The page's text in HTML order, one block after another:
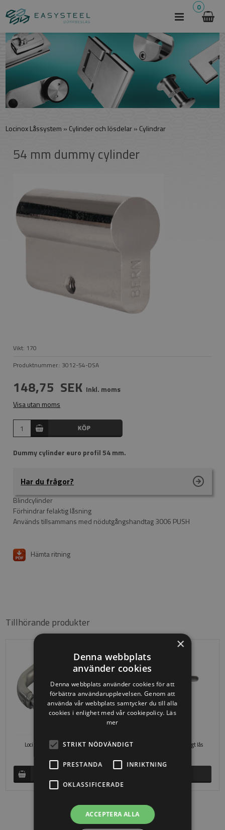
0
Locinox Låssystem » Cylinder och lösdelar» Cylindrar
54 mm dummy cylinder
Vikt: 170
Produktnummer.: 3012-54-DSA
148,75 SEK Inkl. moms
Visa utan moms
Dummy cylinder euro profil 54 mm.
Har du frågor?
Blindcylinder
Förhindrar felaktig låsning
Används tillsammans med nödutgångshandtag 3006 PUSH
Hämta ritning
Tillhörande produkter
Locinox handtag - 3006I (I/O) Locinox FORTYLOCK inbyggt lås
×
Denna webbplats
använder cookies
Denna webbplats använder cookies för att
förbättra användarupplevelsen. Genom att
använda vår webbplats samtycker du till alla
cookies i enlighet med vår cookiepolicy. Läs
mer
STRIKT NÖDVÄNDIGT
PRESTANDA INRIKTNING
OKLASSIFICERADE
ACCEPTERA ALLA